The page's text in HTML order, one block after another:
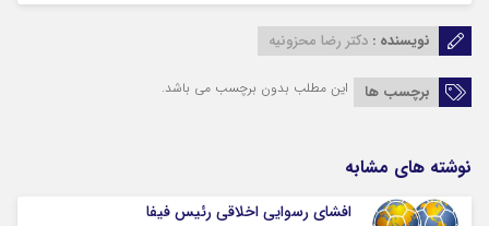
نویسنده : دکتر رضا محزونیه
برچسب ها این مطلب بدون برچسب می باشد.
نوشته های مشابه
افشای رسوایی اخلاقی رئیس فیفا